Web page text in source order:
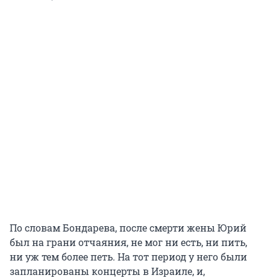
По словам Бондарева, после смерти жены Юрий
был на грани отчаяния, не мог ни есть, ни пить,
ни уж тем более петь. На тот период у него были
запланированы концерты в Израиле, и,